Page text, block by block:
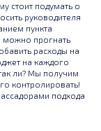
стоит подумать о
руководителя
пункта
можно прогнать
расходы на
на каждого
ли? Мы получим
контролировать!
подхода